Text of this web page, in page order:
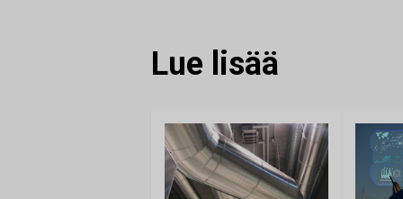
Lue lisää